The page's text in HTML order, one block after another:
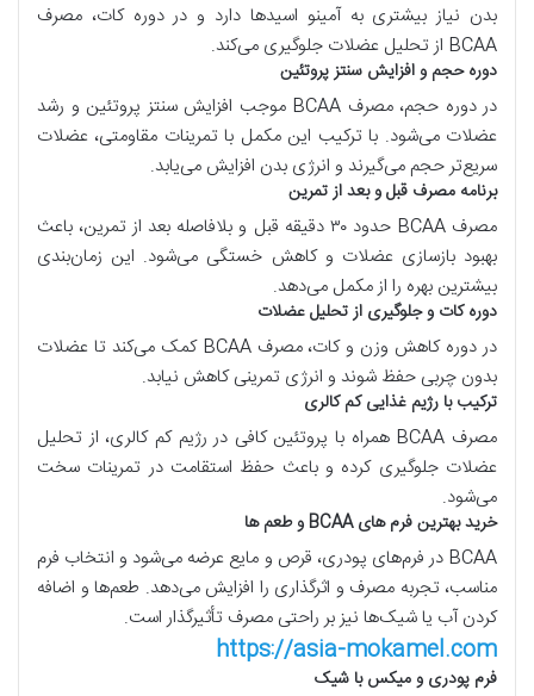
بدن نیاز بیشتری به آمینو اسیدها دارد و در دوره کات، مصرف
BCAA از تحلیل عضلات جلوگیری می‌کند.
دوره حجم و افزایش سنتز پروتئین
در دوره حجم، مصرف BCAA موجب افزایش سنتز پروتئین و رشد
عضلات می‌شود. با ترکیب این مکمل با تمرینات مقاومتی، عضلات
سریع‌تر حجم می‌گیرند و انرژی بدن افزایش می‌یابد.
برنامه مصرف قبل و بعد از تمرین
مصرفBCAA
حدود ۳۰ دقیقه قبل و بلافاصله بعد از تمرین، باعث
بهبود بازسازی عضلات و کاهش خستگی می‌شود. این زمان‌بندی
بیشترین بهره را از مکمل می‌دهد.
دوره کات و جلوگیری از تحلیل عضلات
در دوره کاهش وزن و کات، مصرفBCAA کمک می‌کند تا عضلات
بدون چربی حفظ شوند و انرژی تمرینی کاهش نیابد.
ترکیب با رژیم غذایی کم کالری
مصرف BCAA همراه با پروتئین کافی در رژیم کم کالری، از تحلیل
عضلات جلوگیری کرده و باعث حفظ استقامت در تمرینات سخت
می‌شود.
خرید بهترین فرم‌ هایBCAAو طعم‌ ها
BCAA در فرم‌های پودری، قرص و مایع عرضه می‌شود و انتخاب فرم
مناسب، تجربه مصرف و اثرگذاری را افزایش می‌دهد. طعم‌ها و اضافه
کردن آب یا شیک‌ها نیز بر راحتی مصرف تأثیرگذار است.
https://asia-mokamel.com
فرم پودری و میکس با شیک